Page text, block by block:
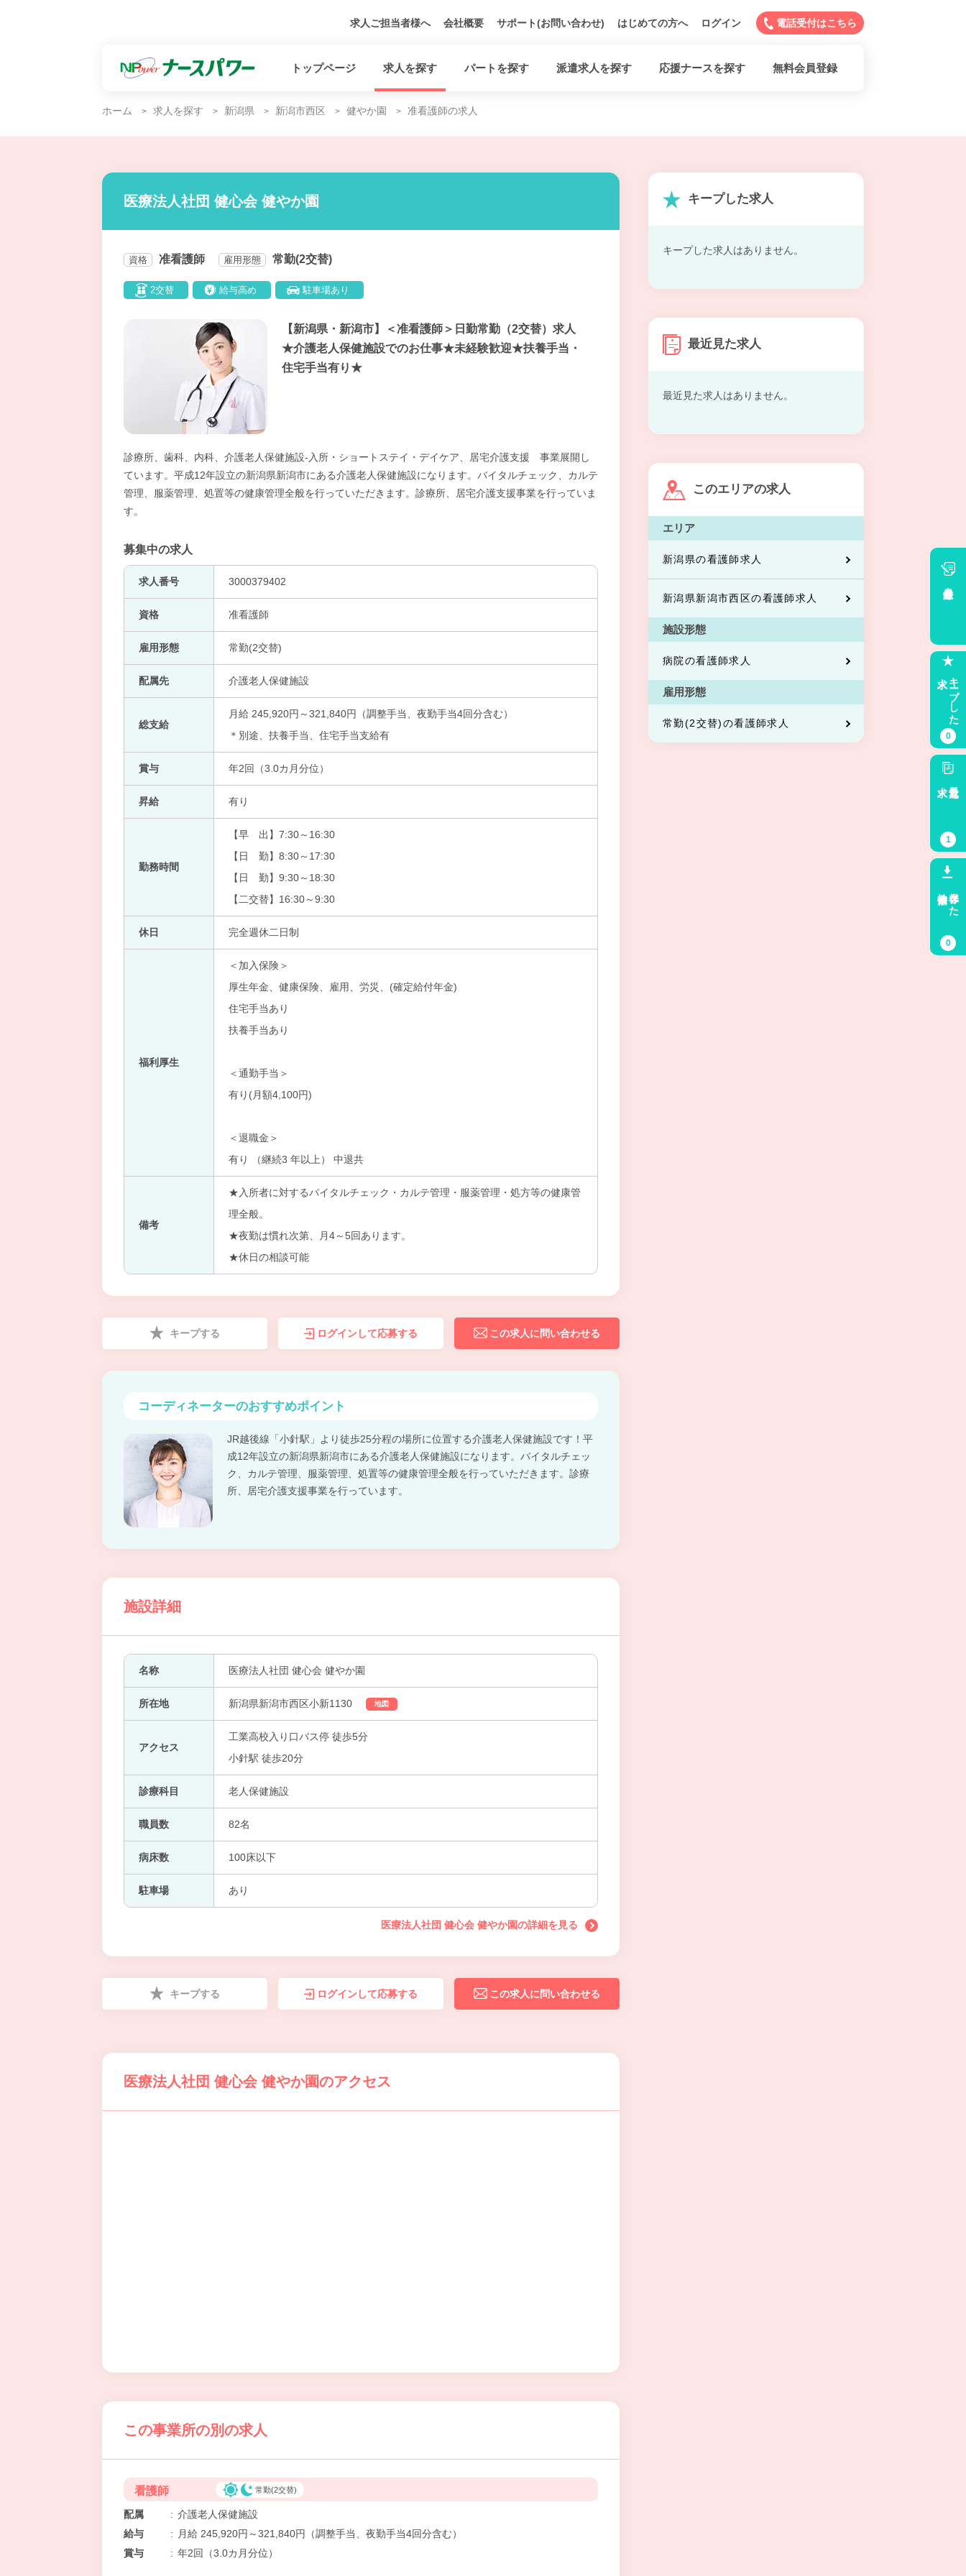
求人ご担当者様へ 会社概要 サポート(お問い合わせ) はじめての方へ ログイン 電話受付はこちら
トップページ 求人を探す パートを探す 派遣求人を探す 応援ナースを探す 無料会員登録
ホーム 求人を探す 新潟県 新潟市西区 健やか園 准看護師の求人
医療法人社団 健心会 健やか園
資格 准看護師 雇用形態 常勤(2交替)
2交替 給与高め 駐車場あり
【新潟県・新潟市】＜准看護師＞日勤常勤（2交替）求人
★介護老人保健施設でのお仕事★未経験歓迎★扶養手当・
住宅手当有り★
診療所、歯科、内科、介護老人保健施設-入所・ショートステイ・デイケア、居宅介護支援 事業展開し
ています。平成12年設立の新潟県新潟市にある介護老人保健施設になります。バイタルチェック、カルテ
管理、服薬管理、処置等の健康管理全般を行っていただきます。診療所、居宅介護支援事業を行っていま
す。
募集中の求人
求人番号 3000379402
資格 准看護師
雇用形態 常勤(2交替)
配属先 介護老人保健施設
総支給
月給 245,920円～321,840円（調整手当、夜勤手当4回分含む）
＊別途、扶養手当、住宅手当支給有
賞与 年2回（3.0カ月分位）
昇給 有り
勤務時間
【早 出】7:30～16:30
【日 勤】8:30～17:30
【日 勤】9:30～18:30
【二交替】16:30～9:30
休日 完全週休二日制
福利厚生
＜加入保険＞
厚生年金、健康保険、雇用、労災、(確定給付年金)
住宅手当あり
扶養手当あり
＜通勤手当＞
有り(月額4,100円)
＜退職金＞
有り （継続3 年以上） 中退共
備考
★入所者に対するバイタルチェック・カルテ管理・服薬管理・処方等の健康管
理全般。
★夜勤は慣れ次第、月4～5回あります。
★休日の相談可能
キープする ログインして応募する この求人に問い合わせる
コーディネーターのおすすめポイント
JR越後線「小針駅」より徒歩25分程の場所に位置する介護老人保健施設です！平
成12年設立の新潟県新潟市にある介護老人保健施設になります。バイタルチェッ
ク、カルテ管理、服薬管理、処置等の健康管理全般を行っていただきます。診療
所、居宅介護支援事業を行っています。
施設詳細
名称 医療法人社団 健心会 健やか園
所在地 新潟県新潟市西区小新1130 地図
アクセス
工業高校入り口バス停 徒歩5分
小針駅 徒歩20分
診療科目 老人保健施設
職員数 82名
病床数 100床以下
駐車場 あり
医療法人社団 健心会 健やか園の詳細を見る
キープする ログインして応募する この求人に問い合わせる
医療法人社団 健心会 健やか園のアクセス
この事業所の別の求人
看護師 常勤(2交替)
配属 : 介護老人保健施設
給与
:
月給 245,920円～321,840円（調整手当、夜勤手当4回分含む）
賞与
: 年2回（3.0カ月分位）
キープした求人
キープした求人はありません。
最近見た求人
最近見た求人はありません。
このエリアの求人
エリア
新潟県の看護師求人
新潟県新潟市西区の看護師求人
施設形態
病院の看護師求人
雇用形態
常勤(2交替)の看護師求人
キープした
0
最近見た
1
保存した
0